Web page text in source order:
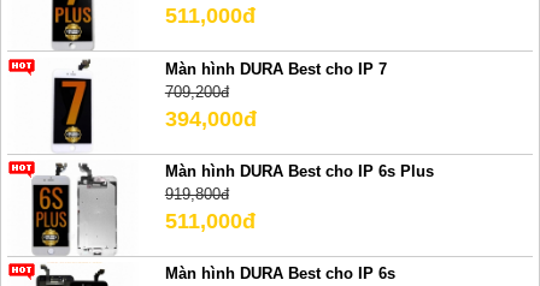
511,000đ
Màn hình DURA Best cho IP 7
709,200đ
394,000đ
Màn hình DURA Best cho IP 6s Plus
919,800đ
511,000đ
Màn hình DURA Best cho IP 6s